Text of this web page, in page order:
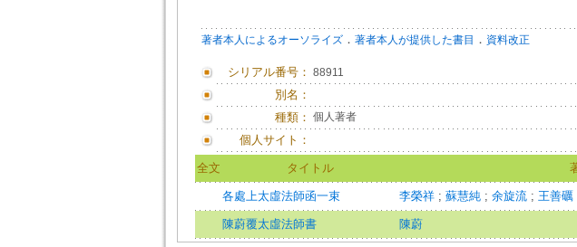
著者本人によるオーソライズ． 著者本人が提供した書目 ． 資料改正
シリアル番号： 88911
別名：
種類： 個人著者
個人サイト：
全文 タイトル
各處上太虛法師函一束 李榮祥 ; 蘇慧純 ; 余旋流 ; 王善礪
陳蔚覆太虛法師書 陳蔚